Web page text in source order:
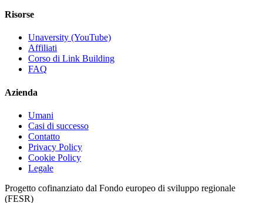
Risorse
Unaversity (YouTube)
Affiliati
Corso di Link Building
FAQ
Azienda
Umani
Casi di successo
Contatto
Privacy Policy
Cookie Policy
Legale
Progetto cofinanziato dal Fondo europeo di sviluppo regionale
(FESR)